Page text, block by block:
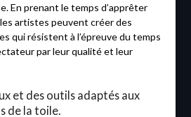
En prenant le temps d’apprêter
artistes peuvent créer des
qui résistent à l’épreuve du temps
par leur qualité et leur
et des outils adaptés aux
de la toile.